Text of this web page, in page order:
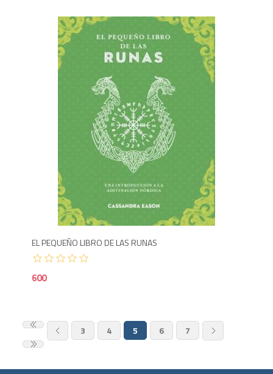
EL PEQUEÑO LIBRO DE LAS RUNAS
600
3 4 5 6 7